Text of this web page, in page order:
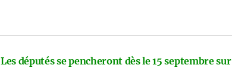
Les députés se pencheront dès le 15 septembre sur